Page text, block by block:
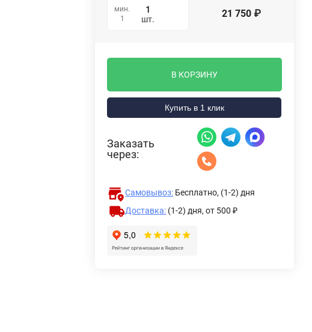
мин.
1
шт. 21 750 ₽
В КОРЗИНУ
Купить в 1 клик
Заказать
через:
Самовывоз: Бесплатно, (1-2) дня
Доставка: (1-2) дня,от 500 ₽